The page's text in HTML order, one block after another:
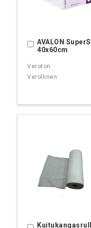
AVALON
40x60cm
Ostoskoriin
Ostoskoriin